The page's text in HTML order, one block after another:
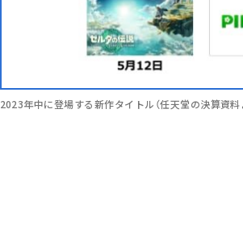
2023年中に登場する新作タイトル（任天堂の決算資料